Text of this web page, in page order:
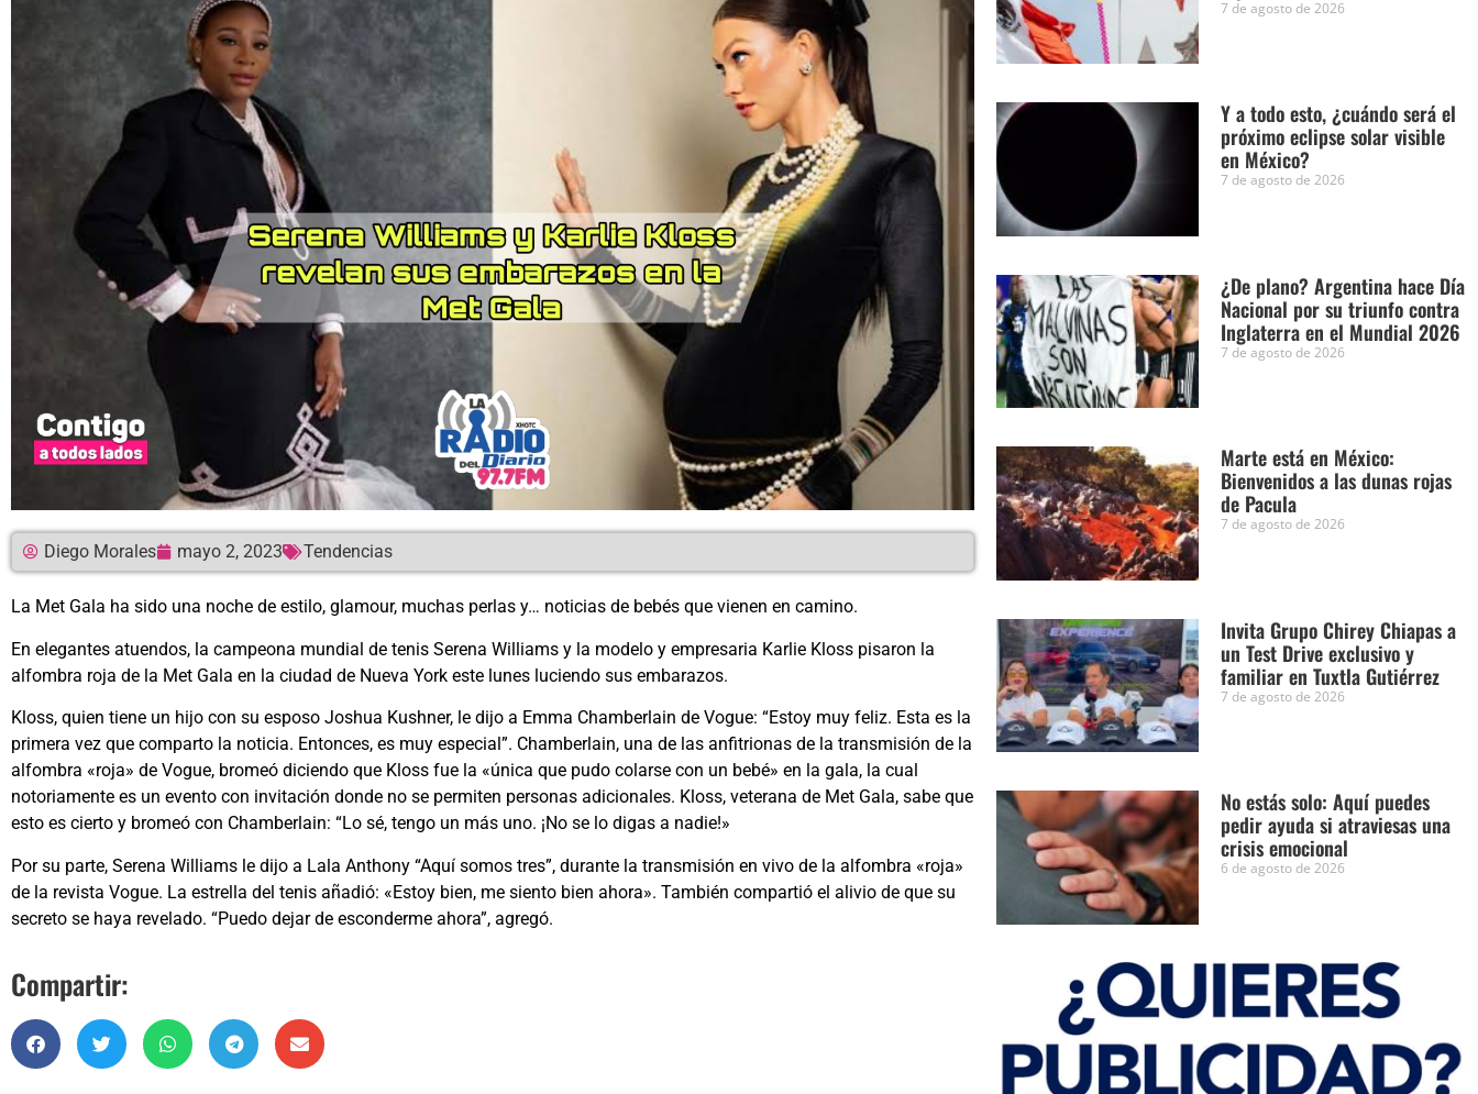
Diego Morales mayo 2, 2023 Tendencias
La Met Gala ha sido una noche de estilo, glamour, muchas perlas y… noticias de bebés que vienen en camino.
En elegantes atuendos, la campeona mundial de tenis Serena Williams y la modelo y empresaria Karlie Kloss pisaron la
alfombra roja de la Met Gala en la ciudad de Nueva York este lunes luciendo sus embarazos.
Kloss, quien tiene un hijo con su esposo Joshua Kushner, le dijo a Emma Chamberlain de Vogue: “Estoy muy feliz. Esta es la
primera vez que comparto la noticia. Entonces, es muy especial”. Chamberlain, una de las anfitrionas de la transmisión de la
alfombra «roja» de Vogue, bromeó diciendo que Kloss fue la «única que pudo colarse con un bebé» en la gala, la cual
notoriamente es un evento con invitación donde no se permiten personas adicionales. Kloss, veterana de Met Gala, sabe que
esto es cierto y bromeó con Chamberlain: “Lo sé, tengo un más uno. ¡No se lo digas a nadie!»
Por su parte, Serena Williams le dijo a Lala Anthony “Aquí somos tres”, durante la transmisión en vivo de la alfombra «roja»
de la revista Vogue. La estrella del tenis añadió: «Estoy bien, me siento bien ahora». También compartió el alivio de que su
secreto se haya revelado. “Puedo dejar de esconderme ahora”, agregó.
Compartir:
7 de agosto de 2026
Y a todo esto, ¿cuándo será el
próximo eclipse solar visible
en México?
7 de agosto de 2026
¿De plano? Argentina hace Día
Nacional por su triunfo contra
Inglaterra en el Mundial 2026
7 de agosto de 2026
Marte está en México:
Bienvenidos a las dunas rojas
de Pacula
7 de agosto de 2026
Invita Grupo Chirey Chiapas a
un Test Drive exclusivo y
familiar en Tuxtla Gutiérrez
7 de agosto de 2026
No estás solo: Aquí puedes
pedir ayuda si atraviesas una
crisis emocional
6 de agosto de 2026